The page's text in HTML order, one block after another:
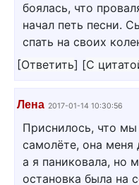
боялась, что
начал петь песни.
спать на своих
[Ответить] [С
Лена 2017-01-14 10:30:56
Приснилось, что
самолёте, она меня
а я паниковала, но
остановка была на